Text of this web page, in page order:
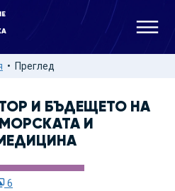
Преглед
И БЪДЕЩЕТО НА
И
6